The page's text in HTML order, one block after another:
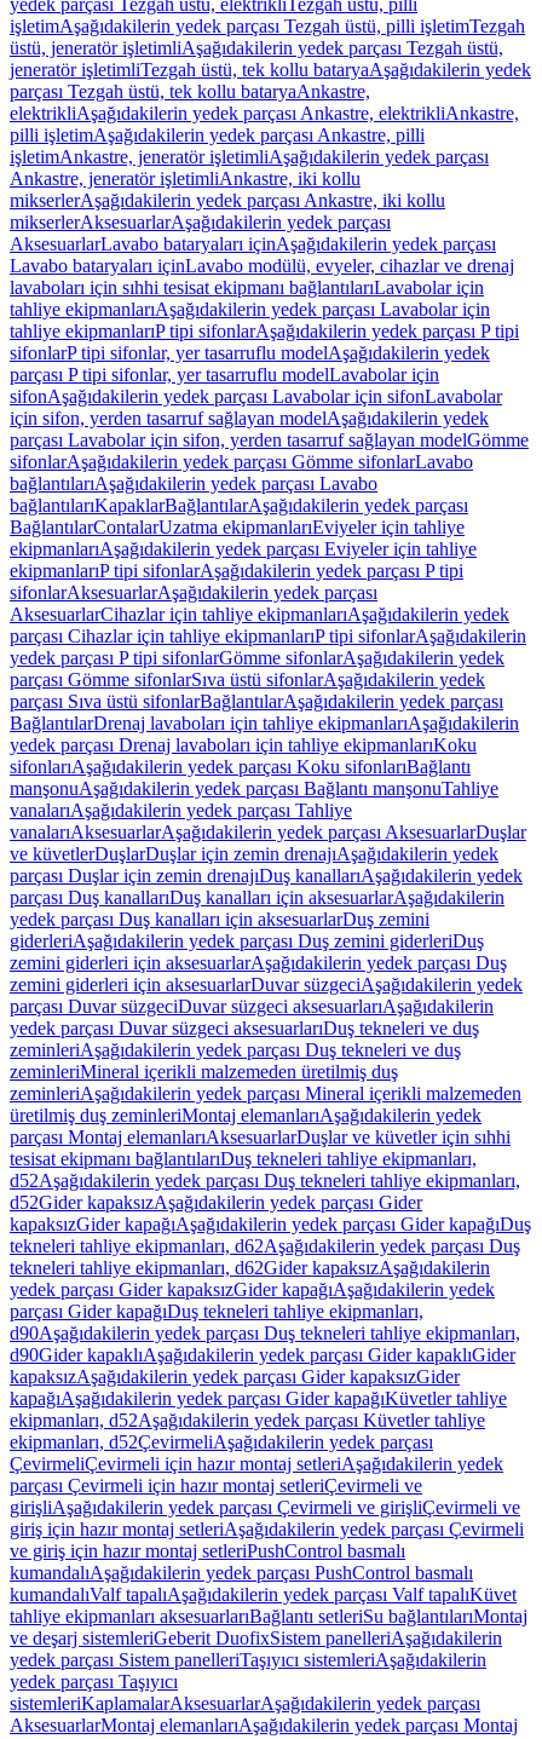
yedek parçası Tezgah üstü, elektrikli Tezgah üstü, pilli
işletimAşağıdakilerin yedek parçası Tezgah üstü, pilli işletimTezgah
üstü, jeneratör işletimliAşağıdakilerin yedek parçası Tezgah üstü,
jeneratör işletimliTezgah üstü, tek kollu bataryaAşağıdakilerin yedek
parçası Tezgah üstü, tek kollu bataryaAnkastre,
elektrikliAşağıdakilerin yedek parçası Ankastre, elektrikliAnkastre,
pilli işletimAşağıdakilerin yedek parçası Ankastre, pilli
işletimAnkastre, jeneratör işletimliAşağıdakilerin yedek parçası
Ankastre, jeneratör işletimliAnkastre, iki kollu
mikserlerAşağıdakilerin yedek parçası Ankastre, iki kollu
mikserlerAksesuarlarAşağıdakilerin yedek parçası
AksesuarlarLavabo bataryaları içinAşağıdakilerin yedek parçası
Lavabo bataryaları içinLavabo modülü, evyeler, cihazlar ve drenaj
lavaboları için sıhhi tesisat ekipmanı bağlantılarıLavabolar için
tahliye ekipmanlarıAşağıdakilerin yedek parçası Lavabolar için
tahliye ekipmanlarıP tipi sifonlarAşağıdakilerin yedek parçası P tipi
sifonlarP tipi sifonlar, yer tasarruflu modelAşağıdakilerin yedek
parçası P tipi sifonlar, yer tasarruflu modelLavabolar için
sifonAşağıdakilerin yedek parçası Lavabolar için sifonLavabolar
için sifon, yerden tasarruf sağlayan modelAşağıdakilerin yedek
parçası Lavabolar için sifon, yerden tasarruf sağlayan modelGömme
sifonlarAşağıdakilerin yedek parçası Gömme sifonlarLavabo
bağlantılarıAşağıdakilerin yedek parçası Lavabo
bağlantılarıKapaklarBağlantılarAşağıdakilerin yedek parçası
BağlantılarContalarUzatma ekipmanlarıEviyeler için tahliye
ekipmanlarıAşağıdakilerin yedek parçası Eviyeler için tahliye
ekipmanlarıP tipi sifonlarAşağıdakilerin yedek parçası P tipi
sifonlarAksesuarlarAşağıdakilerin yedek parçası
AksesuarlarCihazlar için tahliye ekipmanlarıAşağıdakilerin yedek
parçası Cihazlar için tahliye ekipmanlarıP tipi sifonlarAşağıdakilerin
yedek parçası P tipi sifonlarGömme sifonlarAşağıdakilerin yedek
parçası Gömme sifonlarSıva üstü sifonlarAşağıdakilerin yedek
parçası Sıva üstü sifonlarBağlantılarAşağıdakilerin yedek parçası
BağlantılarDrenaj lavaboları için tahliye ekipmanlarıAşağıdakilerin
yedek parçası Drenaj lavaboları için tahliye ekipmanlarıKoku
sifonlarıAşağıdakilerin yedek parçası Koku sifonlarıBağlantı
manşonuAşağıdakilerin yedek parçası Bağlantı manşonuTahliye
vanalarıAşağıdakilerin yedek parçası Tahliye
vanalarıAksesuarlarAşağıdakilerin yedek parçası AksesuarlarDuşlar
ve küvetlerDuşlarDuşlar için zemin drenajıAşağıdakilerin yedek
parçası Duşlar için zemin drenajıDuş kanallarıAşağıdakilerin yedek
parçası Duş kanallarıDuş kanalları için aksesuarlarAşağıdakilerin
yedek parçası Duş kanalları için aksesuarlarDuş zemini
giderleriAşağıdakilerin yedek parçası Duş zemini giderleriDuş
zemini giderleri için aksesuarlarAşağıdakilerin yedek parçası Duş
zemini giderleri için aksesuarlarDuvar süzgeciAşağıdakilerin yedek
parçası Duvar süzgeciDuvar süzgeci aksesuarlarıAşağıdakilerin
yedek parçası Duvar süzgeci aksesuarlarıDuş tekneleri ve duş
zeminleriAşağıdakilerin yedek parçası Duş tekneleri ve duş
zeminleriMineral içerikli malzemeden üretilmiş duş
zeminleriAşağıdakilerin yedek parçası Mineral içerikli malzemeden
üretilmiş duş zeminleriMontaj elemanlarıAşağıdakilerin yedek
parçası Montaj elemanlarıAksesuarlarDuşlar ve küvetler için sıhhi
tesisat ekipmanı bağlantılarıDuş tekneleri tahliye ekipmanları,
d52Aşağıdakilerin yedek parçası Duş tekneleri tahliye ekipmanları,
d52Gider kapaksızAşağıdakilerin yedek parçası Gider
kapaksızGider kapağıAşağıdakilerin yedek parçası Gider kapağıDuş
tekneleri tahliye ekipmanları, d62Aşağıdakilerin yedek parçası Duş
tekneleri tahliye ekipmanları, d62Gider kapaksızAşağıdakilerin
yedek parçası Gider kapaksızGider kapağıAşağıdakilerin yedek
parçası Gider kapağıDuş tekneleri tahliye ekipmanları,
d90Aşağıdakilerin yedek parçası Duş tekneleri tahliye ekipmanları,
d90Gider kapaklıAşağıdakilerin yedek parçası Gider kapaklıGider
kapaksızAşağıdakilerin yedek parçası Gider kapaksızGider
kapağıAşağıdakilerin yedek parçası Gider kapağıKüvetler tahliye
ekipmanları, d52Aşağıdakilerin yedek parçası Küvetler tahliye
ekipmanları, d52ÇevirmeliAşağıdakilerin yedek parçası
ÇevirmeliÇevirmeli için hazır montaj setleriAşağıdakilerin yedek
parçası Çevirmeli için hazır montaj setleriÇevirmeli ve
girişliAşağıdakilerin yedek parçası Çevirmeli ve girişliÇevirmeli ve
giriş için hazır montaj setleriAşağıdakilerin yedek parçası Çevirmeli
ve giriş için hazır montaj setleriPushControl basmalı
kumandalıAşağıdakilerin yedek parçası PushControl basmalı
kumandalıValf tapalıAşağıdakilerin yedek parçası Valf tapalıKüvet
tahliye ekipmanları aksesuarlarıBağlantı setleriSu bağlantılarıMontaj
ve deşarj sistemleriGeberit DuofixSistem panelleriAşağıdakilerin
yedek parçası Sistem panelleriTaşıyıcı sistemleriAşağıdakilerin
yedek parçası Taşıyıcı
sistemleriKaplamalarAksesuarlarAşağıdakilerin yedek parçası
AksesuarlarMontaj elemanlarıAşağıdakilerin yedek parçası Montaj